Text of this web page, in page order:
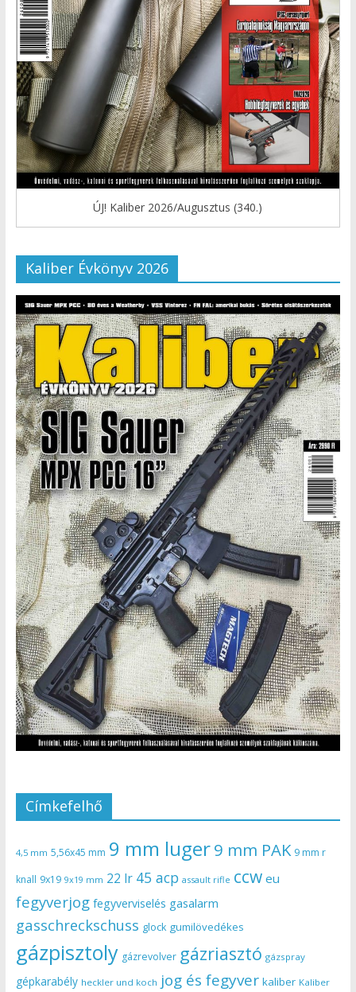
ÚJ! Kaliber 2026/Augusztus (340.)
Kaliber Évkönyv 2026
Címkefelhő
4,5 mm 5,56x45 mm 9 mm luger9 mm PAK 9 mm r
knall 9x19 9x19 mm 22 lr 45 acp assault rifle ccw eu
fegyverjog fegyverviselés gasalarm
gasschreckschuss glock gumilövedékes
gázpisztoly gázrevolver gázriasztó gázspray
gépkarabély heckler und koch jog és fegyver kaliber Kaliber